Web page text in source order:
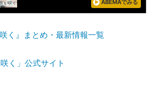
ABEMAでみる
く』まとめ・最新情報一覧
く」公式サイト